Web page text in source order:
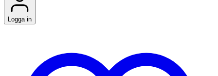
Logga in